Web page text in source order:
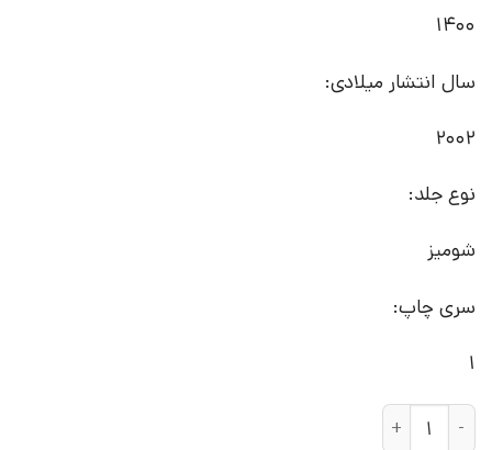
1400
سال انتشار میلادی:
2002
نوع جلد:
شومیز
سری چاپ:
1
کتاب حکمت یوگا : یوگا دارشان | انتشارات سورا عدد